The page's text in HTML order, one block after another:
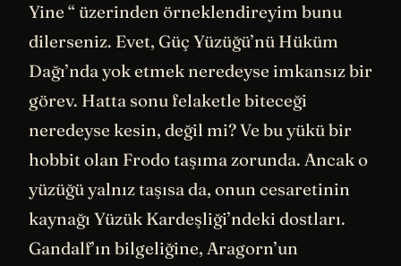
Yine “ üzerinden örneklendireyim bunu
dilerseniz. Evet, Güç Yüzüğü’nü Hüküm
Dağı’nda yok etmek neredeyse imkansız bir
görev. Hatta sonu felaketle biteceği
neredeyse kesin, değil mi? Ve bu yükü bir
hobbit olan Frodo taşıma zorunda. Ancak o
yüzüğü yalnız taşısa da, onun cesaretinin
kaynağı Yüzük Kardeşliği’ndeki dostları.
Gandalf’ın bilgeliğine, Aragorn’un